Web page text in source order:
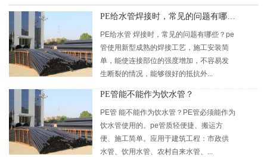
PE给水管焊接时，常见的问题有哪些？
PE给水管 焊接时，常见的问题有哪些？pe
管使用新型成熟的焊接工艺，施工安装简
单，能使连接部位的强度增加，不容易发
生断裂的情况，能够很好的抵抗外...
PE管能不能作为饮水管？
PE管 能不能作为饮水管？PE管必须能作为
饮水管使用的。pe管质轻便捷、搬运方
便、施工简单。应用于建筑工程：市政供
水管、饮用水管、农村自来水管、...